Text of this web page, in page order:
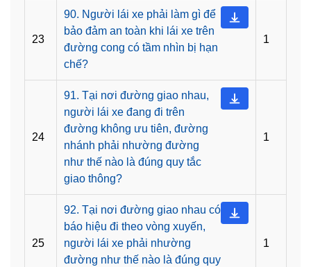
23
90. Người lái xe phải làm gì để
bảo đảm an toàn khi lái xe trên
đường cong có tầm nhìn bị hạn
chế?
1
24
91. Tại nơi đường giao nhau,
người lái xe đang đi trên
đường không ưu tiên, đường
nhánh phải nhường đường
như thế nào là đúng quy tắc
giao thông?
1
25
92. Tại nơi đường giao nhau có
báo hiệu đi theo vòng xuyến,
người lái xe phải nhường
đường như thế nào là đúng quy
1